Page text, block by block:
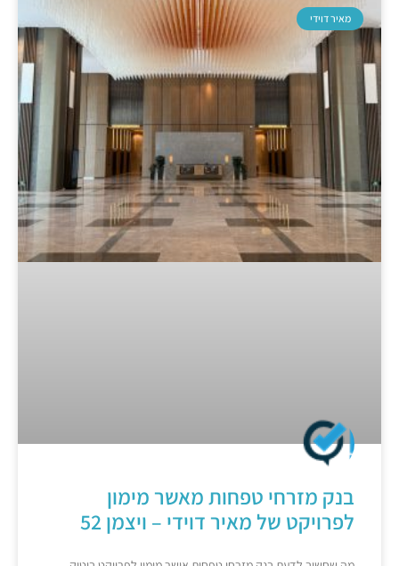
מאיר דוידי
בנק מזרחי טפחות מאשר מימון
לפרויקט של מאיר דוידי – ויצמן 52